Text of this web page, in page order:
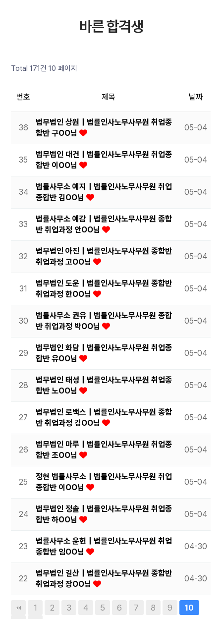
바른 합격생
Total 171건 10 페이지
번호 제목 날짜
36
법무법인 상원｜법률인사노무사무원 취업종
합반 구OO님
05-04
35
법무법인 대건｜법률인사노무사무원 취업종
합반 이OO님
05-04
34
법률사무소 예지｜법률인사노무사무원 취업
종합반 김OO님
05-04
33
법률사무소 예감｜법률인사노무사무원 종합
반 취업과정 안OO님
05-04
32
법무법인 아진｜법률인사노무사무원 종합반
취업과정 고OO님
05-04
31
법무법인 도운｜법률인사노무사무원 종합반
취업과정 한OO님
05-04
30
법률사무소 권유｜법률인사노무사무원 종합
반 취업과정 박OO님
05-04
29
법무법인 화담｜법률인사노무사무원 취업종
합반 유OO님
05-04
28
법무법인 태성｜법률인사노무사무원 취업종
합반 노OO님
05-04
27
법무법인 로백스｜법률인사노무사무원 종합
반 취업과정 김OO님
05-04
26
법무법인 마루｜법률인사노무사무원 취업종
합반 조OO님
05-04
25
정현 법률사무소｜법률인사노무사무원 취업
종합반 이OO님
05-04
24
법무법인 정솔｜법률인사노무사무원 취업종
합반 하OO님
05-04
23
법률사무소 윤헌｜법률인사노무사무원 취업
종합반 임OO님
04-30
22
법무법인 길산｜법률인사노무사무원 종합반
취업과정 장OO님
04-30
1 2 3 4 5 6 7 8 9 10